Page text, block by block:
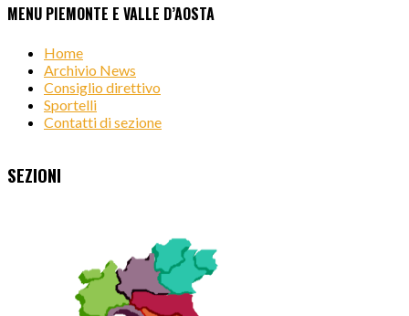
MENU PIEMONTE E VALLE D’AOSTA
Home
Archivio News
Consiglio direttivo
Sportelli
Contatti di sezione
SEZIONI